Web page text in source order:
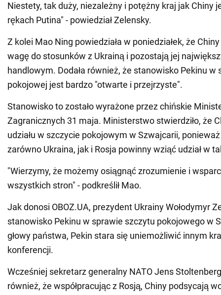
Niestety, tak duży, niezależny i potężny kraj jak Chiny
rękach Putina" - powiedział Zelensky.
Z kolei Mao Ning powiedziała w poniedziałek, że
wagę do stosunków z Ukrainą i pozostają jej
handlowym. Dodała również, że stanowisko Pekinu
pokojowej jest bardzo "otwarte i przejrzyste".
Stanowisko to zostało wyrażone przez chińskie
Zagranicznych 31 maja. Ministerstwo stwierdziło, że
udziału w szczycie pokojowym w Szwajcarii,
zarówno Ukraina, jak i Rosja powinny wziąć udział w
"Wierzymy, że możemy osiągnąć zrozumienie i
wszystkich stron" - podkreślił Mao.
Jak donosi OBOZ.UA, prezydent Ukrainy Wołodymyr
stanowisko Pekinu w sprawie szczytu pokojowego w
głowy państwa, Pekin stara się uniemożliwić innym
konferencji.
Wcześniej sekretarz generalny NATO Jens
również, że współpracując z Rosją, Chiny podsycają